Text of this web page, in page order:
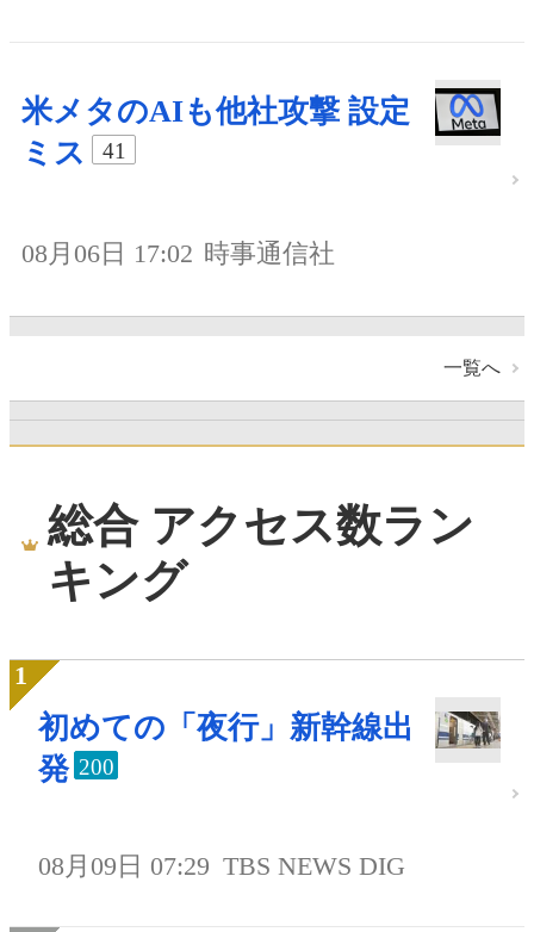
米メタのAIも他社攻撃 設定
ミス
41
08月06日 17:02 時事通信社
一覧へ
総合 アクセス数ラン
キング
初めての「夜行」新幹線出
発 200
08月09日 07:29 TBS NEWS DIG